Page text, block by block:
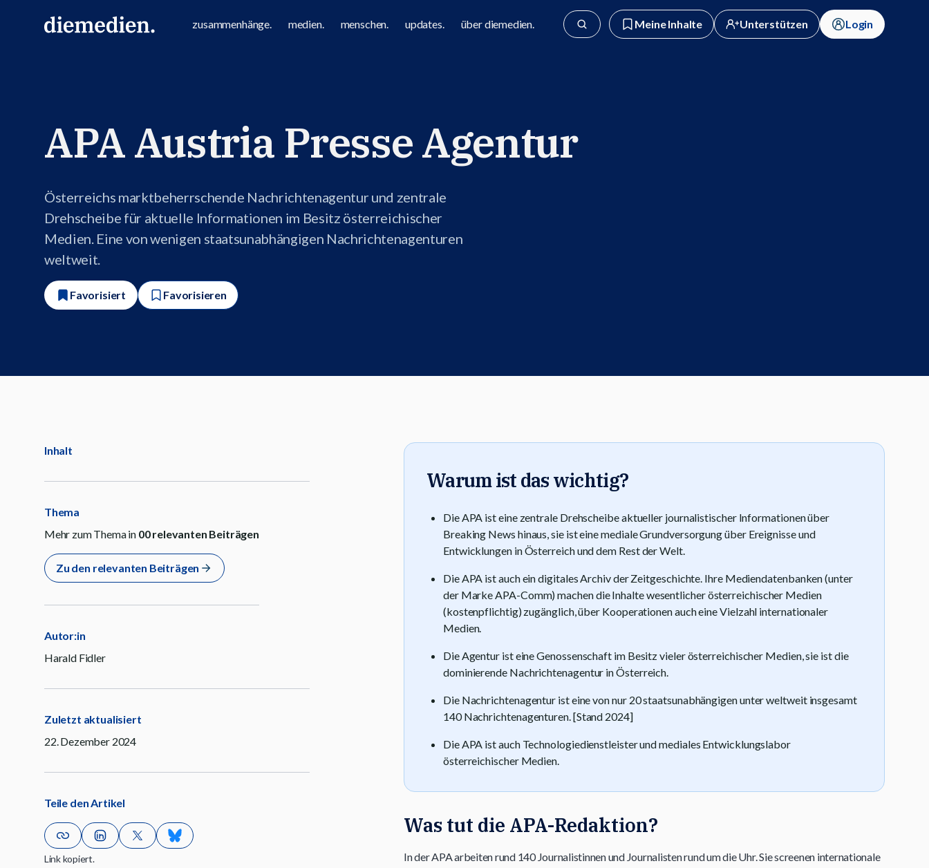
zusammenhänge. medien. menschen. updates. über diemedien. Meine Inhalte Unterstützen Login
APA Austria Presse Agentur
Österreichs marktbeherrschende Nachrichtenagentur und zentrale
Drehscheibe für aktuelle Informationen im Besitz österreichischer
Medien. Eine von wenigen staatsunabhängigen Nachrichtenagenturen
weltweit.
Favorisiert Favorisieren
Inhalt
Thema
Mehr zum Thema in 00relevanten Beiträgen
Zu den relevanten Beiträgen
Autor:in
Harald Fidler
Zuletzt aktualisiert
22. Dezember 2024
Teile den Artikel
Link kopiert.
Warum ist das wichtig?
Die APA ist eine zentrale Drehscheibe aktueller journalistischer Informationen über
Breaking News hinaus, sie ist eine mediale Grundversorgung über Ereignisse und
Entwicklungen in Österreich und dem Rest der Welt.
Die APA ist auch ein digitales Archiv der Zeitgeschichte. Ihre Mediendatenbanken (unter
der Marke APA-Comm) machen die Inhalte wesentlicher österreichischer Medien
(kostenpflichtig) zugänglich, über Kooperationen auch eine Vielzahl internationaler
Medien.
Die Agentur ist eine Genossenschaft im Besitz vieler österreichischer Medien, sie ist die
dominierende Nachrichtenagentur in Österreich.
Die Nachrichtenagentur ist eine von nur 20 staatsunabhängigen unter weltweit insgesamt
140 Nachrichtenagenturen. [Stand 2024]
Die APA ist auch Technologiedienstleister und mediales Entwicklungslabor
österreichischer Medien.
Was tut die APA-Redaktion?
In der APA arbeiten rund 140 Journalistinnen und Journalisten rund um die Uhr. Sie screenen internationale